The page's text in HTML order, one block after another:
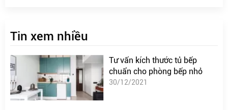
Tin xem nhiều
Tư vấn kích thước tủ bếp
chuẩn cho phòng bếp nhỏ
30/12/2021